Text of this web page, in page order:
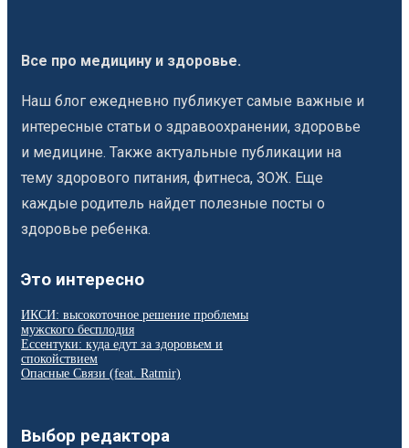
Все про медицину и здоровье.
Наш блог ежедневно публикует самые важные и
интересные статьи о здравоохранении, здоровье
и медицине. Также актуальные публикации на
тему здорового питания, фитнеса, ЗОЖ. Еще
каждые родитель найдет полезные посты о
здоровье ребенка.
Это интересно
ИКСИ: высокоточное решение проблемы
мужского бесплодия
Ессентуки: куда едут за здоровьем и
спокойствием
Опасные Связи (feat. Ratmir)
Выбор редактора